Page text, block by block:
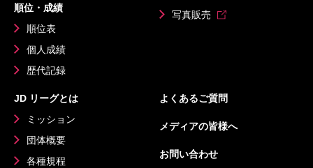
順位・成績
順位表
個人成績
歴代記録
写真販売
JD リーグとは
ミッション
団体概要
各種規程
よくあるご質問
メディアの皆様へ
お問い合わせ